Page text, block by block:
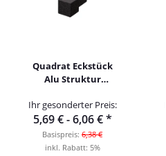
Quadrat Eckstück
Alu Struktur
Ihr gesonderter Preis:
5,69 € -6,06 €*
Basispreis: 6,38 €
inkl. Rabatt: 5%